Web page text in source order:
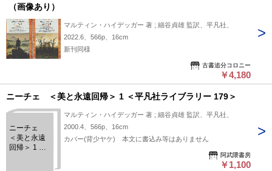
（画像あり）
マルティン・ハイデッガー 著 ; 細谷貞雄 監訳、平凡社、
2022.6、566p、16cm
新刊同様
古書追分コロニー
￥4,180
ニーチェ ＜美と永遠回帰＞ 1 ＜平凡社ライブラリー 179＞
ニーチェ
＜美と永遠
回帰＞ 1 ＜
マルティン・ハイデッガー 著 ; 細谷貞雄 監訳、平凡社、
2000.4、566p、16cm
カバー(背少ヤケ) 本文に書込み等はありません
阿武隈書房
￥1,100